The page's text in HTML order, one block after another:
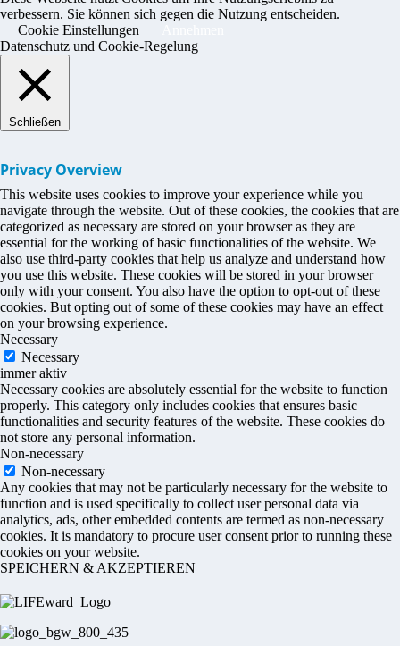
verbessern. Sie können sich gegen die Nutzung entscheiden.
Cookie Einstellungen
Datenschutz und Cookie-Regelung
Schließen
Privacy Overview
This website uses cookies to improve your experience while you
navigate through the website. Out of these cookies, the cookies that are
categorized as necessary are stored on your browser as they are
essential for the working of basic functionalities of the website. We
also use third-party cookies that help us analyze and understand how
you use this website. These cookies will be stored in your browser
only with your consent. You also have the option to opt-out of these
cookies. But opting out of some of these cookies may have an effect
on your browsing experience.
Necessary
Necessary
immer aktiv
Necessary cookies are absolutely essential for the website to function
properly. This category only includes cookies that ensures basic
functionalities and security features of the website. These cookies do
not store any personal information.
Non-necessary
Non-necessary
Any cookies that may not be particularly necessary for the website to
function and is used specifically to collect user personal data via
analytics, ads, other embedded contents are termed as non-necessary
cookies. It is mandatory to procure user consent prior to running these
cookies on your website.
SPEICHERN & AKZEPTIEREN